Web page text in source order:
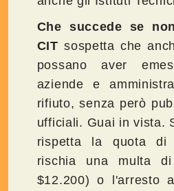
Che succede se
CIT sospetta che
possano aver
aziende e
rifiuto, senza però
ufficiali. Guai in vista.
rispetta la quota di
rischia una multa
$12.200) o l'arresto